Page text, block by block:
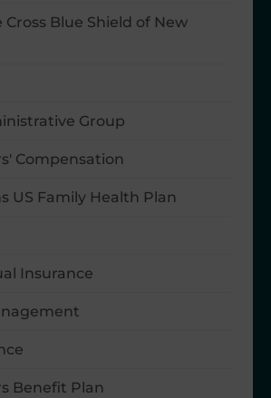
Cross Blue Shield of New
Group
Compensation
US Family Health Plan
Insurance
Benefit Plan